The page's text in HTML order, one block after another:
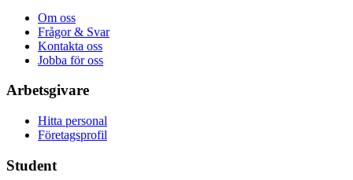
Om oss
Frågor & Svar
Kontakta oss
Jobba för oss
Arbetsgivare
Hitta personal
Företagsprofil
Student